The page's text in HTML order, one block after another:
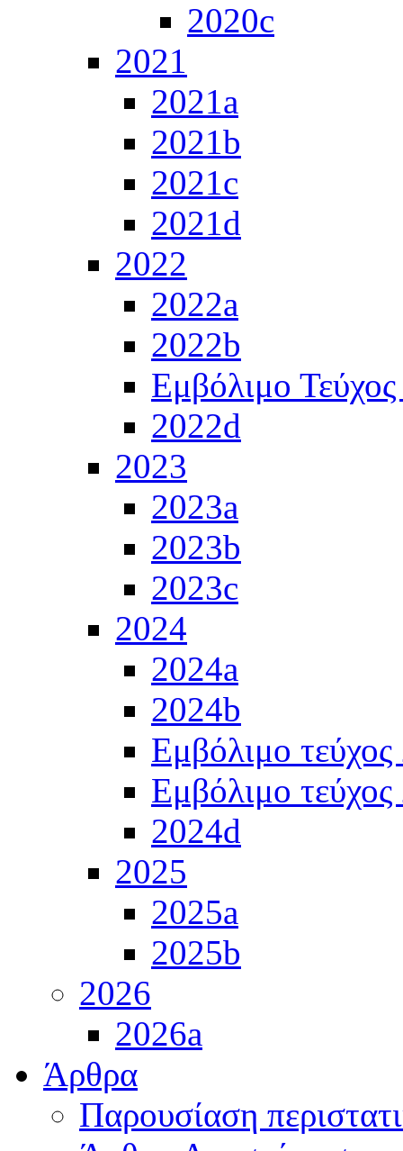
2020c
2021
2021a
2021b
2021c
2021d
2022
2022a
2022b
Εμβόλιμο
2022d
2023
2023a
2023b
2023c
2024
2024a
2024b
Εμβόλιμο
Εμβόλιμο
2024d
2025
2025a
2025b
2026
2026a
Άρθρα
Παρουσίαση